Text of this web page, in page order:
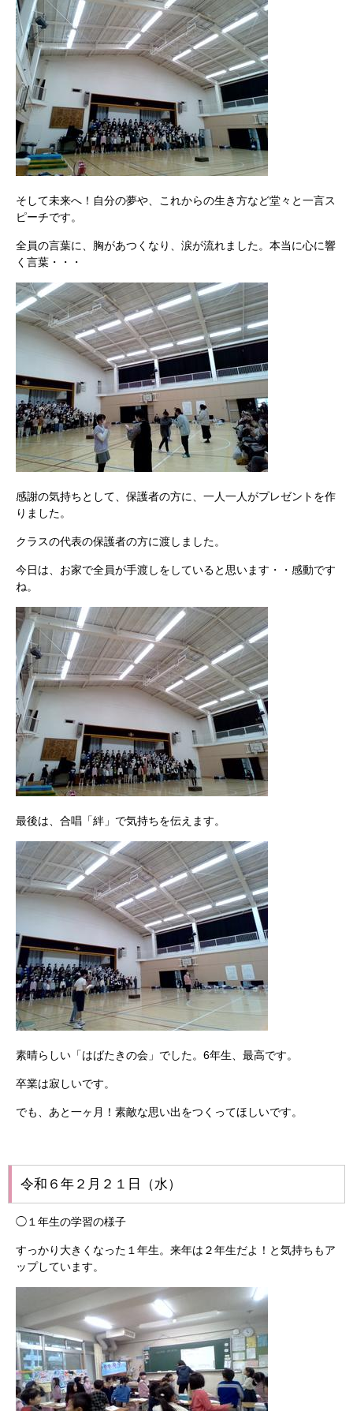
そして未来へ！自分の夢や、これからの生き方など堂々と一言ス
ピーチです。
全員の言葉に、胸があつくなり、涙が流れました。本当に心に響
く言葉・・・
感謝の気持ちとして、保護者の方に、一人一人がプレゼントを作
りました。
クラスの代表の保護者の方に渡しました。
今日は、お家で全員が手渡しをしていると思います・・感動です
ね。
最後は、合唱「絆」で気持ちを伝えます。
素晴らしい「はばたきの会」でした。6年生、最高です。
卒業は寂しいです。
でも、あと一ヶ月！素敵な思い出をつくってほしいです。
令和６年２月２１日（水）
◯１年生の学習の様子
すっかり大きくなった１年生。来年は２年生だよ！と気持ちもア
ップしています。